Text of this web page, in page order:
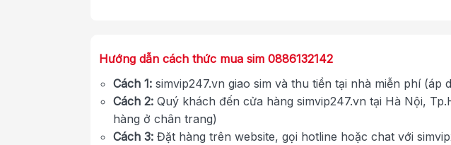
Hướng dẫn cách thức mua sim 0886132142
Cách 1: simvip247.vn giao sim và thu tiền tại nhà miễn phí (áp
Cách 2: Quý khách đến cửa hàng simvip247.vn tại Hà Nội,
hàng ở chân trang)
Cách 3: Đặt hàng trên website, gọi hotline hoặc chat với